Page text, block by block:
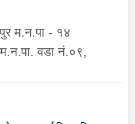
म.न.पा - १४
वडा नं.०९,